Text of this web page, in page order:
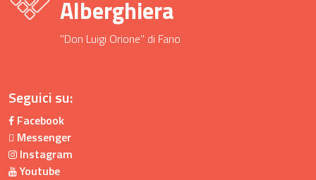
Alberghiera
"Don Luigi Orione" di Fano
Seguici su:
Facebook
Messenger
Instagram
Youtube